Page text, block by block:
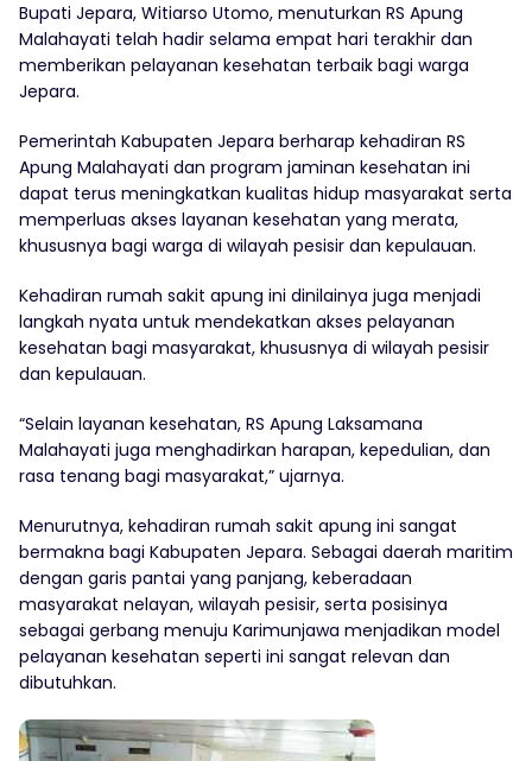
Bupati Jepara, Witiarso Utomo, menuturkan RS Apung
Malahayati telah hadir selama empat hari terakhir dan
memberikan pelayanan kesehatan terbaik bagi warga
Jepara.
Pemerintah Kabupaten Jepara berharap kehadiran RS
Apung Malahayati dan program jaminan kesehatan ini
dapat terus meningkatkan kualitas hidup masyarakat serta
memperluas akses layanan kesehatan yang merata,
khususnya bagi warga di wilayah pesisir dan kepulauan.
Kehadiran rumah sakit apung ini dinilainya juga menjadi
langkah nyata untuk mendekatkan akses pelayanan
kesehatan bagi masyarakat, khususnya di wilayah pesisir
dan kepulauan.
“Selain layanan kesehatan, RS Apung Laksamana
Malahayati juga menghadirkan harapan, kepedulian, dan
rasa tenang bagi masyarakat,” ujarnya.
Menurutnya, kehadiran rumah sakit apung ini sangat
bermakna bagi Kabupaten Jepara. Sebagai daerah maritim
dengan garis pantai yang panjang, keberadaan
masyarakat nelayan, wilayah pesisir, serta posisinya
sebagai gerbang menuju Karimunjawa menjadikan model
pelayanan kesehatan seperti ini sangat relevan dan
dibutuhkan.